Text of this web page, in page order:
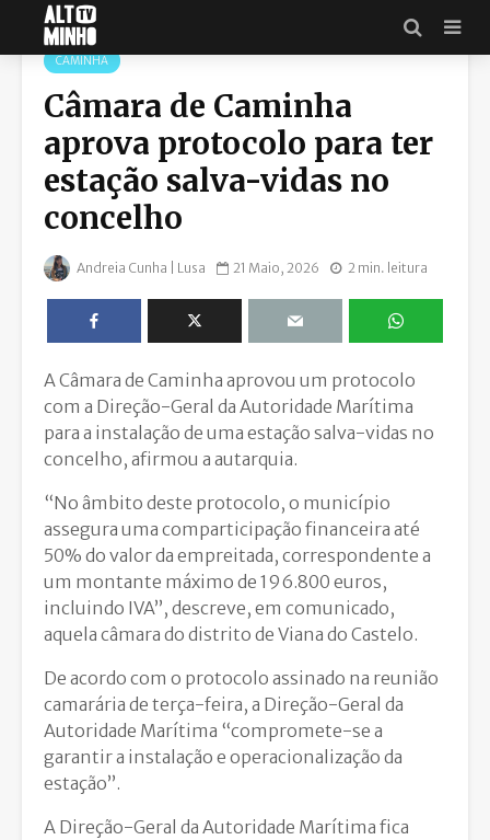
CAMINHA
Câmara de Caminha
aprova protocolo para ter
estação salva-vidas no
concelho
Andreia Cunha | Lusa 21 Maio, 2026 2 min. leitura
A Câmara de Caminha aprovou um protocolo
com a Direção-Geral da Autoridade Marítima
para a instalação de uma estação salva-vidas no
concelho, afirmou a autarquia.
“No âmbito deste protocolo, o município
assegura uma comparticipação financeira até
50% do valor da empreitada, correspondente a
um montante máximo de 196.800 euros,
incluindo IVA”, descreve, em comunicado,
aquela câmara do distrito de Viana do Castelo.
De acordo com o protocolo assinado na reunião
camarária de terça-feira, a Direção-Geral da
Autoridade Marítima “compromete-se a
garantir a instalação e operacionalização da
estação”.
A Direção-Geral da Autoridade Marítima fica